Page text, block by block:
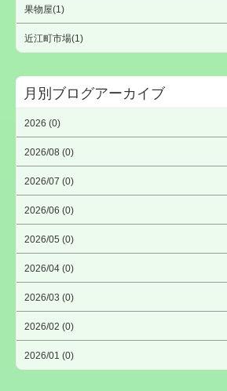
果物屋(1)
近江町市場(1)
月別ブログアーカイブ
2026 (0)
2026/08 (0)
2026/07 (0)
2026/06 (0)
2026/05 (0)
2026/04 (0)
2026/03 (0)
2026/02 (0)
2026/01 (0)